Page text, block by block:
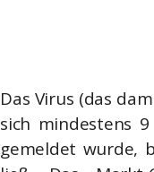
Das Virus (das
sich mindestens
gemeldet wurde,